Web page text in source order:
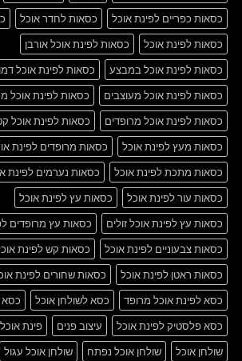
כסאות כפריים לפינת אוכל
כסאות לחדר אוכל
כסאות לפינת אוכל
כסאות לפינת אוכל אורבן
כסאות לפינת אוכל במבצע
כסאות לפינת אוכל
כסאות לפינת אוכל מעוצבים
כסאות לפינת אוכל
כסאות לפינת אוכל מרופדים
כסאות לפינת אוכל
כסאות מעץ לפינת אוכל
כסאות מרופדים לפינת
כסאות מתכת לפינת אוכל
כסאות נערמים לפינת
כסאות עור לפינת אוכל
כסאות עץ לפינת אוכל
כסאות עץ לפינת אוכל זולים
כסאות עץ מרופדים
כסאות צבעוניים לפינת אוכל
כסאות קש לפינת
כסאות ראטן לפינת אוכל
כסאות שחורים לפינת
כסא לפינת אוכל מרופד
כסא לשולחן אוכל
כסא
כסא פלסטיק לפינת אוכל
עיצוב פנים פינת אוכל
שולחן אוכל
שולחן אוכל נפתח שולחן אוכל עגול